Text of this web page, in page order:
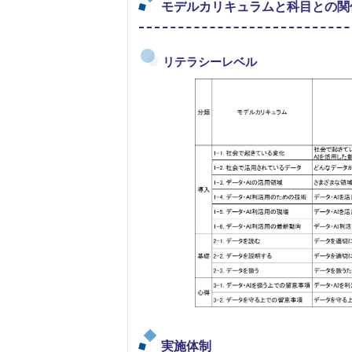
モデルカリキュラムと科目との
リテラシーレベル
実施体制